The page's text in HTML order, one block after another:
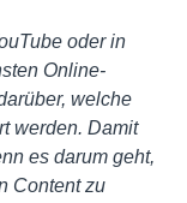
oder in
Online-
welche
werden. Damit
es darum geht,
Content zu